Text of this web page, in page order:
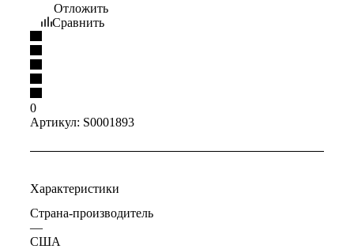
Отложить
Сравнить
0
Артикул: S0001893
Характеристики
Страна-производитель
—
США